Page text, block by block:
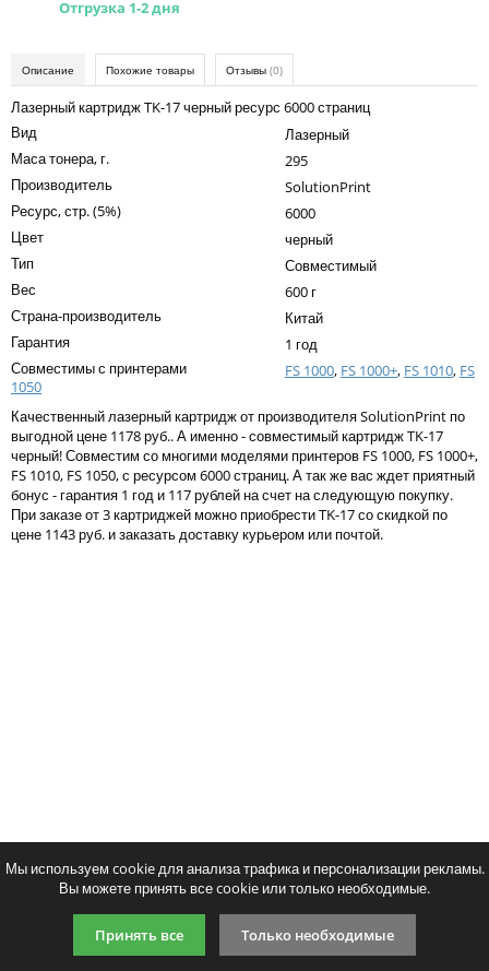
Kodak
Kyocera
Lexmark
OKI
Panasonic
Sharp
Toshiba
Для франкировальной машины
Ленточные картриджи
Тонер и девелопер
Отгрузка 1-2 дня
Описание Похожие товары Отзывы (0)
Лазерный картридж TK-17 черный ресурс 6000 страниц
Вид
Лазерный
Маса тонера, г.
295
Производитель
SolutionPrint
Ресурс, стр. (5%)
6000
Цвет
черный
Тип
Совместимый
Вес
600 г
Страна-производитель
Китай
Гарантия
1 год
Совместимы с принтерами
FS 1000, FS 1000+, FS 1010, FS
1050
Качественный лазерный картридж от производителя SolutionPrint по
выгодной цене 1178 руб.. А именно - совместимый картридж TK-17
черный! Совместим со многими моделями принтеров FS 1000, FS 1000+,
FS 1010, FS 1050, с ресурсом 6000 страниц. А так же вас ждет приятный
бонус - гарантия 1 год и 117 рублей на счет на следующую покупку.
При заказе от 3 картриджей можно приобрести TK-17 со скидкой по
цене 1143 руб. и заказать доставку курьером или почтой.
Введите код, указанный на картинке:
Мы используем cookie для анализа трафика и персонализации рекламы.
Вы можете принять все cookie или только необходимые.
Принять все Только необходимые